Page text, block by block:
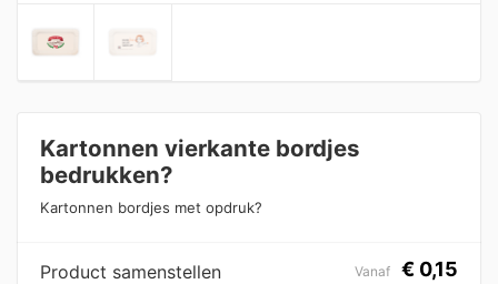
Kartonnen vierkante bordjes
bedrukken?
Kartonnen bordjes met opdruk?
Product samenstellen Vanaf € 0,15